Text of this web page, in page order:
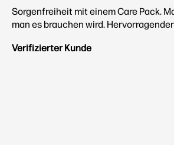
Sorgenfreiheit mit einem Care Pack.
man es brauchen wird.
Verifizierter Kunde